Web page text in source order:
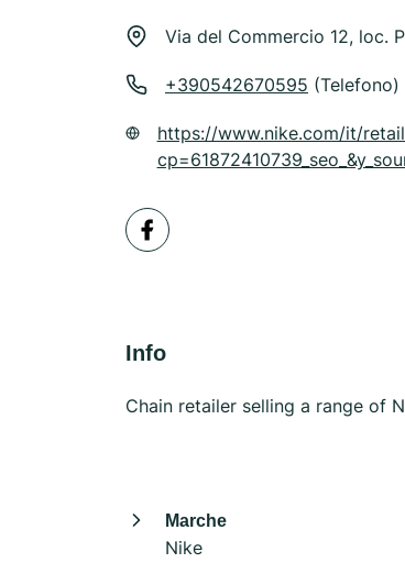
Via del Commercio 12, loc.
+390542670595 (Telefono)
https://www.nike.com/it/
Info
Chain retailer selling a range of
Marche
Nike